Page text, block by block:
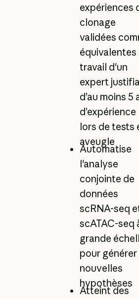
expériences
clonage
validées
équivalentes
travail d'un
expert
d’au moins 5
d’expérience
lors de tests
aveugle
Automatise
l'analyse
conjointe de
données
scRNA-seq
scATAC-seq
grande
pour générer
nouvelles
hypothèses
Atteint des